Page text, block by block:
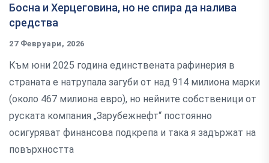
Босна и Херцеговина, но не спира да налива
средства
27 Февруари, 2026
Към юни 2025 година единствената рафинерия в
страната е натрупала загуби от над 914 милиона марки
(около 467 милиона евро), но нейните собственици от
руската компания „Зарубежнефт“ постоянно
осигуряват финансова подкрепа и така я задържат на
повърхността